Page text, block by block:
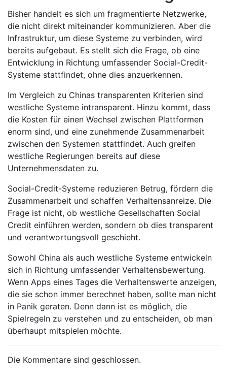
Bisher handelt es sich um fragmentierte Netzwerke,
die nicht direkt miteinander kommunizieren. Aber die
Infrastruktur, um diese Systeme zu verbinden, wird
bereits aufgebaut. Es stellt sich die Frage, ob eine
Entwicklung in Richtung umfassender Social-Credit-
Systeme stattfindet, ohne dies anzuerkennen.
Im Vergleich zu Chinas transparenten Kriterien sind
westliche Systeme intransparent. Hinzu kommt, dass
die Kosten für einen Wechsel zwischen Plattformen
enorm sind, und eine zunehmende Zusammenarbeit
zwischen den Systemen stattfindet. Auch greifen
westliche Regierungen bereits auf diese
Unternehmensdaten zu.
Social-Credit-Systeme reduzieren Betrug, fördern die
Zusammenarbeit und schaffen Verhaltensanreize. Die
Frage ist nicht, ob westliche Gesellschaften Social
Credit einführen werden, sondern ob dies transparent
und verantwortungsvoll geschieht.
Sowohl China als auch westliche Systeme entwickeln
sich in Richtung umfassender Verhaltensbewertung.
Wenn Apps eines Tages die Verhaltenswerte anzeigen,
die sie schon immer berechnet haben, sollte man nicht
in Panik geraten. Denn dann ist es möglich, die
Spielregeln zu verstehen und zu entscheiden, ob man
überhaupt mitspielen möchte.
Die Kommentare sind geschlossen.